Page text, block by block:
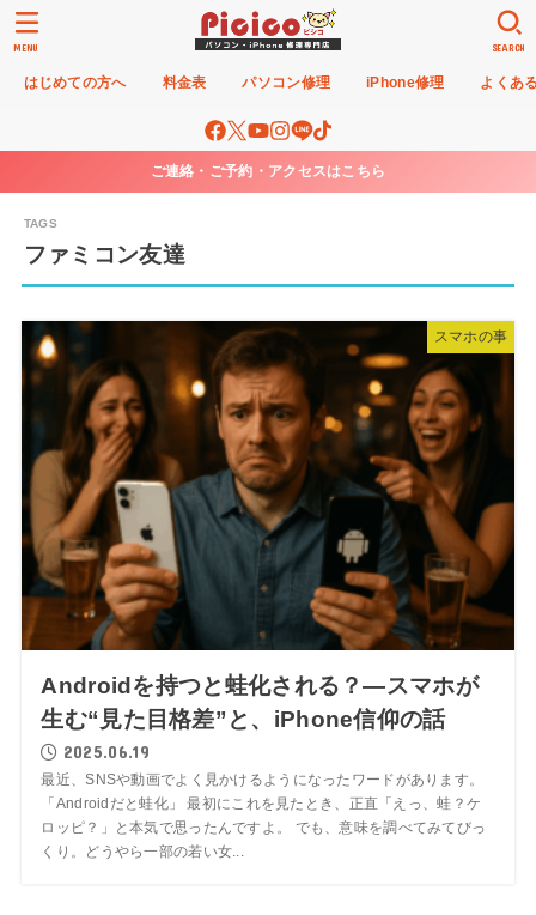
はじめての方へ 料金表 パソコン修理 iPhone修理 よくあ
SEARCH
MENU
ご連絡・ご予約・アクセスはこちら
ファミコン友達
スマホの事
Androidを持つと蛙化される？—スマホが
生む“見た目格差”と、iPhone信仰の話
2025.06.19
最近、SNSや動画でよく見かけるようになったワードがあります。
「Androidだと蛙化」 最初にこれを見たとき、正直「えっ、蛙？ケ
ロッピ？」と本気で思ったんですよ。 でも、意味を調べてみてびっ
くり。どうやら一部の若い女...